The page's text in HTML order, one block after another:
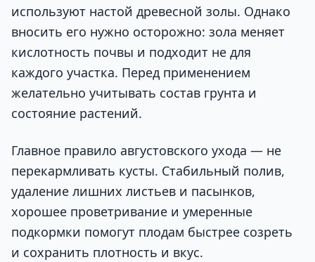
используют настой древесной золы. Однако
вносить его нужно осторожно: зола меняет
кислотность почвы и подходит не для
каждого участка. Перед применением
желательно учитывать состав грунта и
состояние растений.
Главное правило августовского ухода — не
перекармливать кусты. Стабильный полив,
удаление лишних листьев и пасынков,
хорошее проветривание и умеренные
подкормки помогут плодам быстрее созреть
и сохранить плотность и вкус.